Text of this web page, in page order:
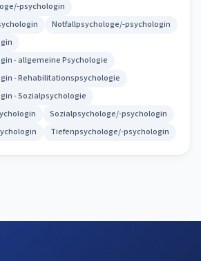
psychologin
Notfallpsychologe/-psychologin
- allgemeine Psychologie
- Rehabilitationspsychologie
- Sozialpsychologie
Sozialpsychologe/-psychologin
Tiefenpsychologe/-psychologin